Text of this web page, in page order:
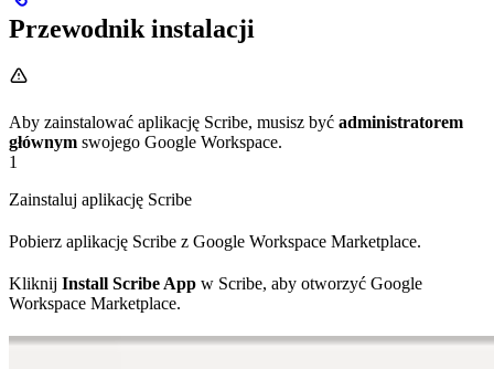
Przewodnik instalacji
Aby zainstalować aplikację Scribe, musisz być administratorem
głównym swojego Google Workspace.
1
Zainstaluj aplikację Scribe
Pobierz aplikację Scribe z Google Workspace Marketplace.
Kliknij Install Scribe App w Scribe, aby otworzyć Google
Workspace Marketplace.